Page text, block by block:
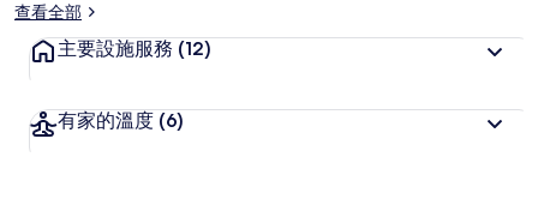
查看全部
主要設施服務 (12)
有家的溫度 (6)